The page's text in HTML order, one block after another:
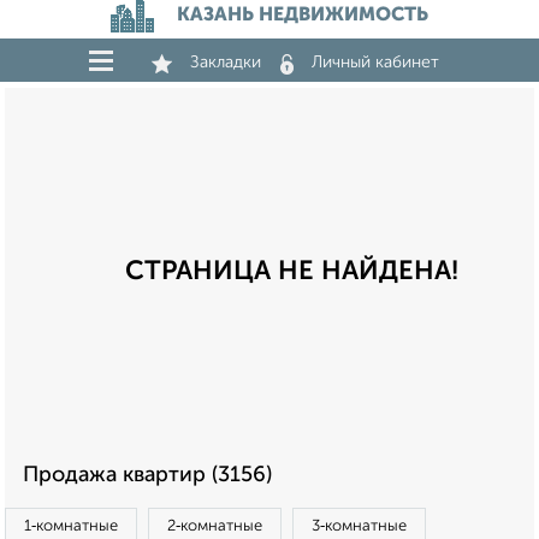
КАЗАНЬ НЕДВИЖИМОСТЬ
Закладки Личный кабинет
СТРАНИЦА НЕ НАЙДЕНА!
Продажа квартир (3156)
1‑комнатные 2‑комнатные 3‑комнатные